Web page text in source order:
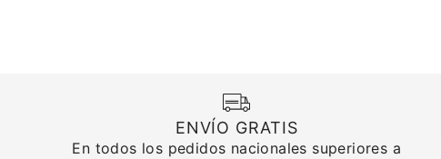
ENVÍO GRATIS
En todos los pedidos nacionales superiores a